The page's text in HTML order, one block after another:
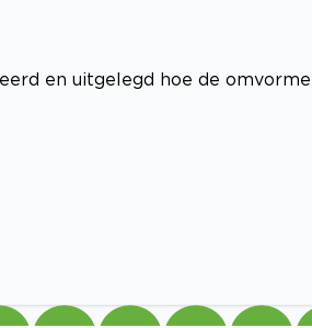
en uitgelegd hoe de